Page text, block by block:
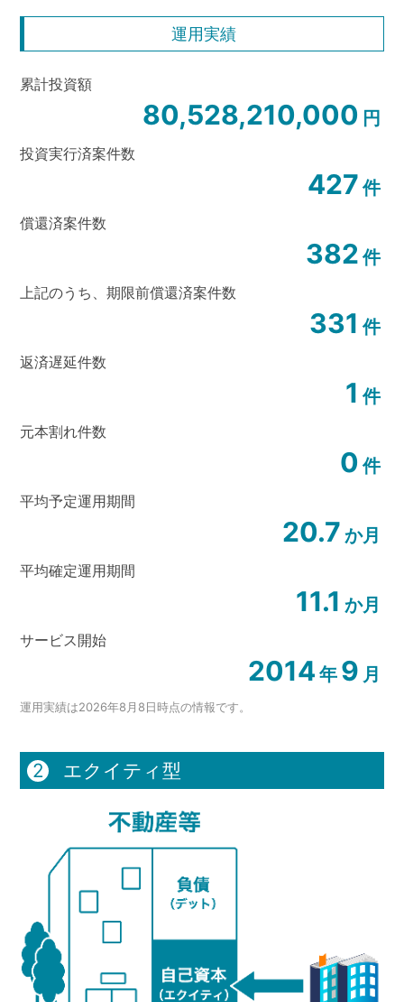
運用実績
累計投資額
80,528,210,000 円
投資実行済案件数
427件
償還済案件数
382件
上記のうち、期限前償還済案件数
331 件
返済遅延件数
1 件
元本割れ件数
0件
平均予定運用期間
20.7 か月
平均確定運用期間
11.1 か月
サービス開始
2014 年 9 月
運用実績は2026年8月8日時点の情報です。
2 エクイティ型